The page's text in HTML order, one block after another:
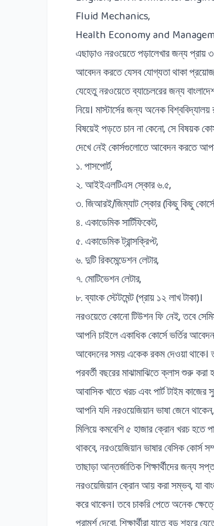
Fluid Mechanics,
Health Economy and
এছাড়াও নরওয়েতে পড়ালেখার জন্য প্রায়
আবেদন করতে যেসব যোগ্যতা থাকা
যেহেতু নরওয়েতে ব্যাচেলরের জন্য
নিয়ে। মাস্টার্সের জন্য অনেক
বিষয়েই পড়তে চান না কেনো, সে বিষয়ক
দেখে নেই কোর্সগুলোতে আবেদন করতে
১. পাসপোর্ট,
২. আইইএলটিএস স্কোর ৬.৫,
৩. জিআরই/জিম্যাট স্কোর (কিছু কিছু
৪. একাডেমিক সার্টিফিকেট,
৫. একাডেমিক ট্রান্সক্রিপ্ট,
৬. দুটি রিকমেন্ডেশন লেটার,
৭. মোটিভেশন লেটার,
৮. ব্যাংক স্টেটমেন্ট (প্রায় ১২ লাখ টাকা)।
নরওয়েতে কোনো টিউশন ফি নেই, তবে
আপনি চাইলে একাধিক কোর্সে ভর্তির
আবেদনের সময় একেক রকম দেওয়া থাকে।
পরবর্তী বছরের মাঝামাঝিতে ক্লাস শুরু করা
আবাসিক খাতে খরচ এবং পার্ট টাইম কাজের
আপনি যদি নরওয়েজিয়ান ভাষা জেনে
মিলিয়ে কমবেশি ৫ হাজার ক্রোন খরচ হতে
থাকবে, নরওয়েজিয়ান ভাষার বেসিক কোর্স
তাছাড়া আন্তর্জাতিক শিক্ষার্থীদের জন্য
নরওয়েজিয়ান ক্রোন আয় করা সম্ভব, যা
করে থাকেন। তবে চাকরি পেতে অনেক